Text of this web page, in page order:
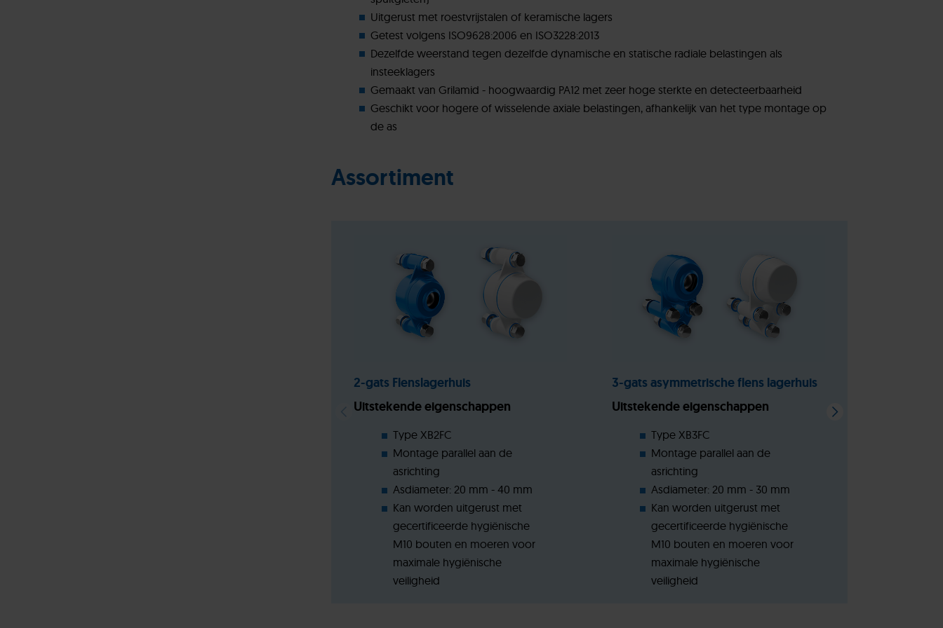
Uitgerust met roestvrijstalen of keramische lagers
Getest volgens ISO9628:2006 en ISO3228:2013
Dezelfde weerstand tegen dezelfde dynamische en statische radiale belastingen als
insteeklagers
Gemaakt van Grilamid - hoogwaardig PA12 met zeer hoge sterkte en detecteerbaarheid
Geschikt voor hogere of wisselende axiale belastingen, afhankelijk van het type montage op
de as
Assortiment
2-gats Flenslagerhuis
Uitstekende eigenschappen
Type XB2FC
Montage parallel aan de
asrichting
Asdiameter: 20 mm - 40 mm
Kan worden uitgerust met
gecertificeerde hygiënische
M10 bouten en moeren voor
maximale hygiënische
veiligheid
3-gats asymmetrische flens lagerhuis
Uitstekende eigenschappen
Type XB3FC
Montage parallel aan de
asrichting
Asdiameter: 20 mm - 30 mm
Kan worden uitgerust met
gecertificeerde hygiënische
M10 bouten en moeren voor
maximale hygiënische
veiligheid